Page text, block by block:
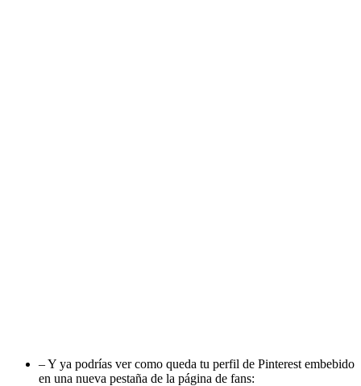
– Y ya podrías ver como queda tu perfil de Pinterest embebido
en una nueva pestaña de la página de fans: